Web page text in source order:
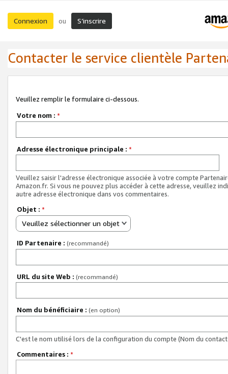
Connexion ou S’inscrire
Contacter le service clientèle
Veuillez remplir le formulaire ci-dessous.
Votre nom : *
Adresse électronique principale : *
Veuillez saisir l'adresse électronique associée à votre compte
Amazon.fr. Si vous ne pouvez plus accéder à cette adresse, veuillez
autre adresse électronique dans vos commentaires.
Objet : *
Veuillez sélectionner un objet
ID Partenaire : (recommandé)
URL du site Web : (recommandé)
Nom du bénéficiaire : (en option)
C'est le nom utilisé lors de la configuration du compte (Nom du
Commentaires : *